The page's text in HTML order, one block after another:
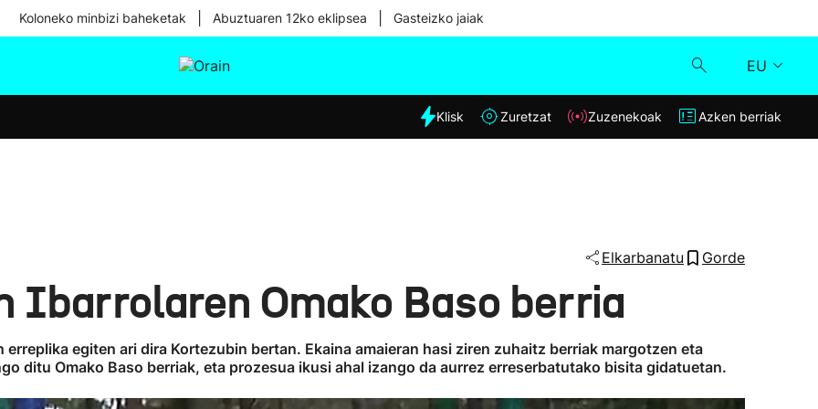
Koloneko minbizi baheketak Abuztuaren 12ko eklipsea Gasteizko jaiak
EU
Eguraldia
Klisk
Klisk Zuretzat Zuzenekoak Azken berriak
Elkarbanatu Gorde
Ibarrolaren Omako Baso berria
egiten ari dira Kortezubin bertan. Ekaina amaieran hasi ziren zuhaitz berriak margotzen eta
ditu Omako Baso berriak, eta prozesua ikusi ahal izango da aurrez erreserbatutako bisita gidatuetan.